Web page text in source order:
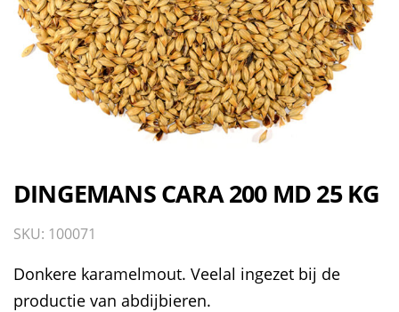
DINGEMANS CARA 200 MD 25 KG
SKU: 100071
Donkere karamelmout. Veelal ingezet bij de
productie van abdijbieren.